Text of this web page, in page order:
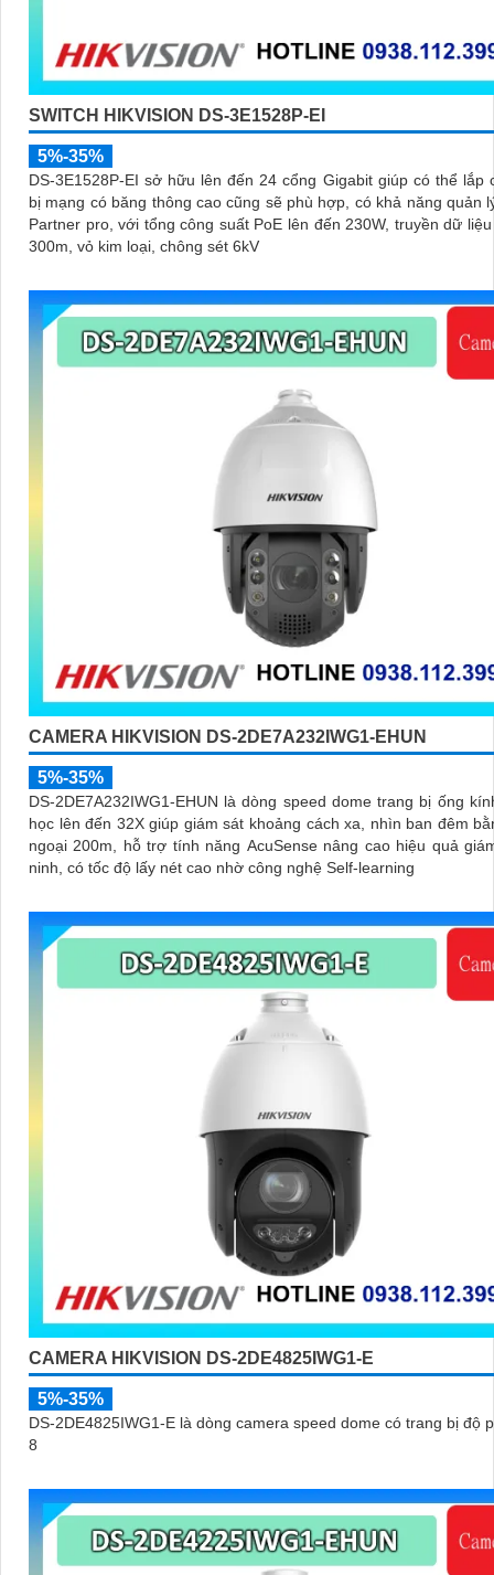
SWITCH HIKVISION DS-3E1528P-EI
5%-35%
DS-3E1528P-EI sở hữu lên đến 24 cổng Gigabit giúp có thể lắp
bị mạng có băng thông cao cũng sẽ phù hợp, có khả năng quản
Partner pro, với tổng công suất PoE lên đến 230W, truyền dữ
300m, vỏ kim loại, chông sét 6kV
CAMERA HIKVISION DS-2DE7A232IWG1-EHUN
5%-35%
DS-2DE7A232IWG1-EHUN là dòng speed dome trang bị ống
học lên đến 32X giúp giám sát khoảng cách xa, nhìn ban đêm
ngoại 200m, hỗ trợ tính năng AcuSense nâng cao hiệu quả
ninh, có tốc độ lấy nét cao nhờ công nghệ Self-learning
CAMERA HIKVISION DS-2DE4825IWG1-E
5%-35%
DS-2DE4825IWG1-E là dòng camera speed dome có trang bị độ
8